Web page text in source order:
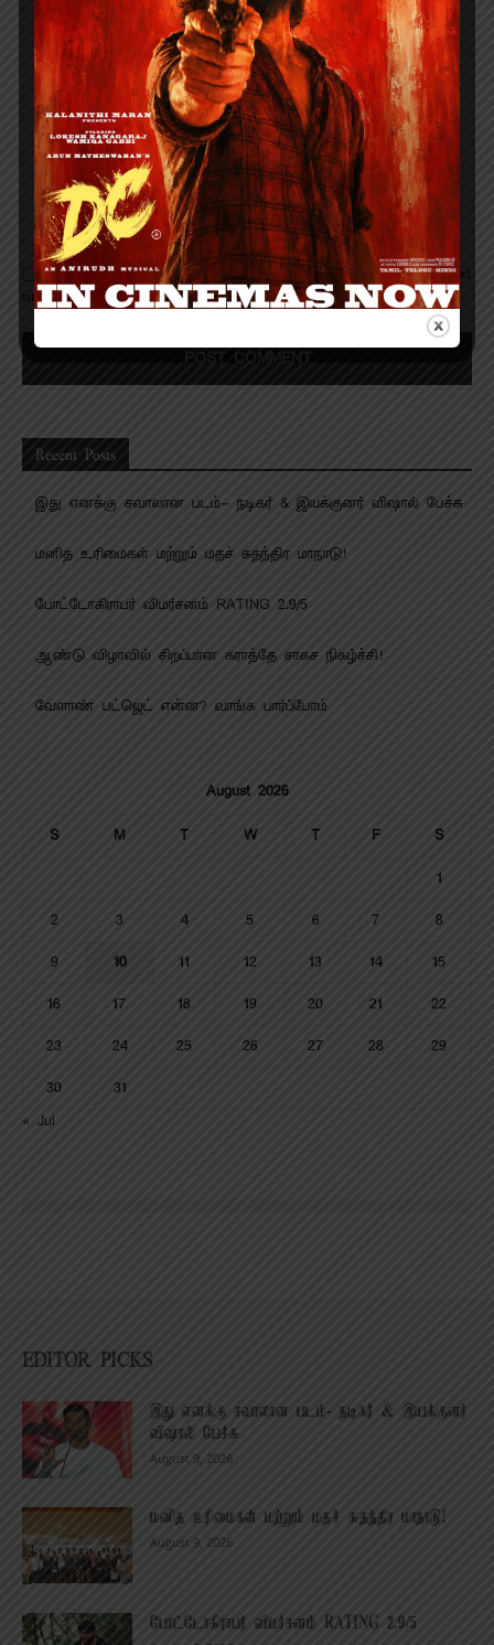
Save my name, email, and website in this browser for the next
time I comment.
Recent Posts
இது எனக்கு சவாலான படம்- நடிகர் & இயக்குனர் விஷால் பேச்சு
மனித உரிமைகள் மற்றும் மதச் சுதந்திர மாநாடு!
போட்டோகிராபர் விமர்சனம் RATING 2.9/5
ஆண்டு விழாவில் சிறப்பான கராத்தே சாகச நிகழ்ச்சி!
வேளாண் பட்ஜெட் என்ன? வாங்க பார்ப்போம்
August 2026
S M T W T F S
1
2 3 4 5 6 7 8
9 10 11 12 13 14 15
16 17 18 19 20 21 22
23 24 25 26 27 28 29
30
31
« Jul
EDITOR PICKS
இது எனக்கு சவாலான படம்- நடிகர் & இயக்குனர்
விஷால் பேச்சு
August 9, 2026
மனித உரிமைகள் மற்றும் மதச் சுதந்திர மாநாடு!
August 9, 2026
போட்டோகிராபர் விமர்சனம் RATING 2.9/5